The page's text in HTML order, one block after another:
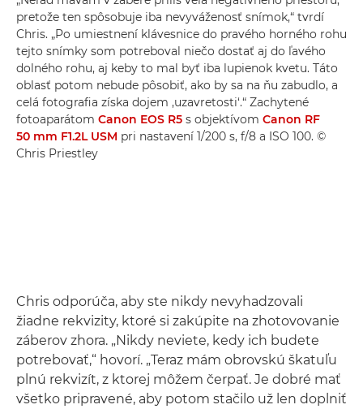
pretože ten spôsobuje iba nevyváženosť snímok,“ tvrdí
Chris. „Po umiestnení klávesnice do pravého horného rohu
tejto snímky som potreboval niečo dostať aj do ľavého
dolného rohu, aj keby to mal byť iba lupienok kvetu. Táto
oblasť potom nebude pôsobiť, ako by sa na ňu zabudlo, a
celá fotografia získa dojem ‚uzavretosti‘.“ Zachytené
fotoaparátom Canon EOS R5 s objektívom Canon RF
50 mm F1.2L USM pri nastavení 1/200 s, f/8 a ISO 100. ©
Chris Priestley
Chris odporúča, aby ste nikdy nevyhadzovali
žiadne rekvizity, ktoré si zakúpite na zhotovovanie
záberov zhora. „Nikdy neviete, kedy ich budete
potrebovať,“ hovorí. „Teraz mám obrovskú škatuľu
plnú rekvizít, z ktorej môžem čerpať. Je dobré mať
všetko pripravené, aby potom stačilo už len doplniť